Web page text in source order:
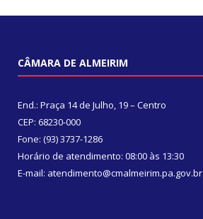
CÂMARA DE ALMEIRIM
End.: Praça 14 de Julho, 19 – Centro
CEP: 68230-000
Fone: (93) 3737-1286
Horário de atendimento: 08:00 às 13:30
E-mail: atendimento@cmalmeirim.pa.gov.br